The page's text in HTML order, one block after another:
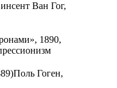
Ван Гог,
1890,
Гоген,